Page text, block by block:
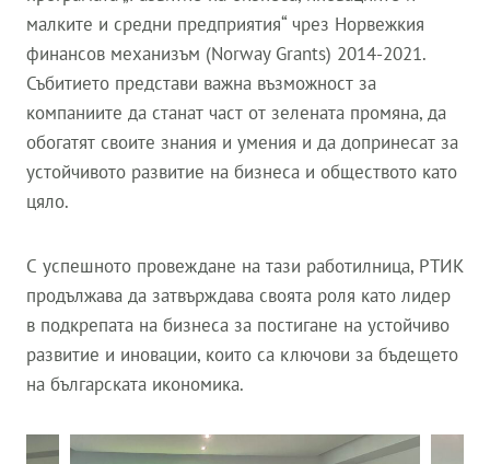
малките и средни предприятия“ чрез Норвежкия
финансов механизъм (Norway Grants) 2014-2021.
Събитието представи важна възможност за
компаниите да станат част от зелената промяна, да
обогатят своите знания и умения и да допринесат за
устойчивото развитие на бизнеса и обществото като
цяло.
С успешното провеждане на тази работилница, РТИК
продължава да затвърждава своята роля като лидер
в подкрепата на бизнеса за постигане на устойчиво
развитие и иновации, които са ключови за бъдещето
на българската икономика.